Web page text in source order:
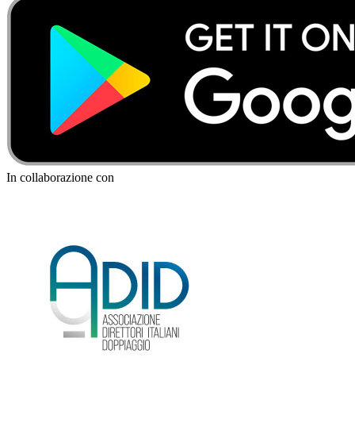
In collaborazione con